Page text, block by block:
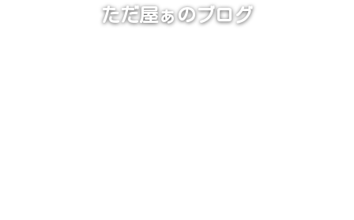
ただ屋ぁのブログ